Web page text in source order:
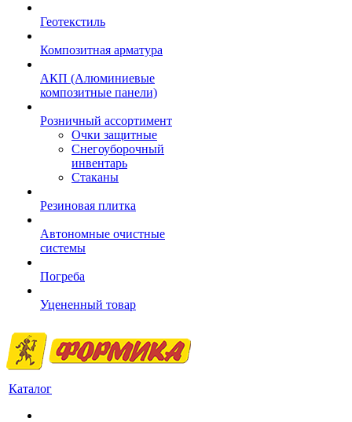
Геотекстиль
Композитная арматура
АКП (Алюминиевые
композитные панели)
Розничный ассортимент
Очки защитные
Снегоуборочный
инвентарь
Стаканы
Резиновая плитка
Автономные очистные
системы
Погреба
Уцененный товар
Каталог